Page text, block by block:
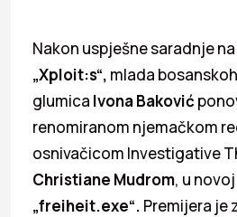
Nakon uspješne saradnje
„Xploit:s“, mlada
glumica Ivona Baković
renomiranom njemačkom
osnivačicom Investigative
Christiane Mudrom, u
„freiheit.exe“. Premijera je